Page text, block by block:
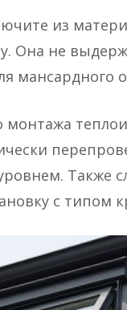
из
Она не
мансардного
монтажа
Также
с типом